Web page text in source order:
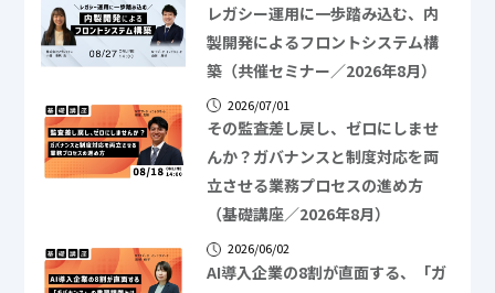
レガシー運用に一歩踏み込む、内
製開発によるフロントシステム構
築（共催セミナー／2026年8月）
2026/07/01
その監査差し戻し、ゼロにしませ
んか？ガバナンスと制度対応を両
立させる業務プロセスの進め方
（基礎講座／2026年8月）
2026/06/02
AI導入企業の8割が直面する、「ガ